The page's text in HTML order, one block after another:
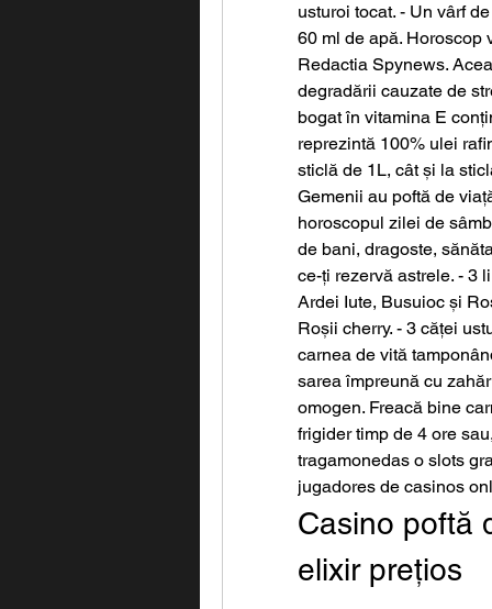
usturoi tocat. - Un vârf
60 ml de apă. Horoscop
Redactia Spynews.
degradării cauzate de
bogat în vitamina E
reprezintă 100% ulei
sticlă de 1L, cât și la
Gemenii au poftă de
horoscopul zilei de
de bani, dragoste,
ce-ți rezervă astrele. - 3
Ardei Iute, Busuioc și
Roșii cherry. - 3 căței
carnea de vită
sarea împreună cu
omogen. Freacă bine
frigider timp de 4 ore
tragamonedas o slots
jugadores de casinos
Casino poftă
elixir prețios